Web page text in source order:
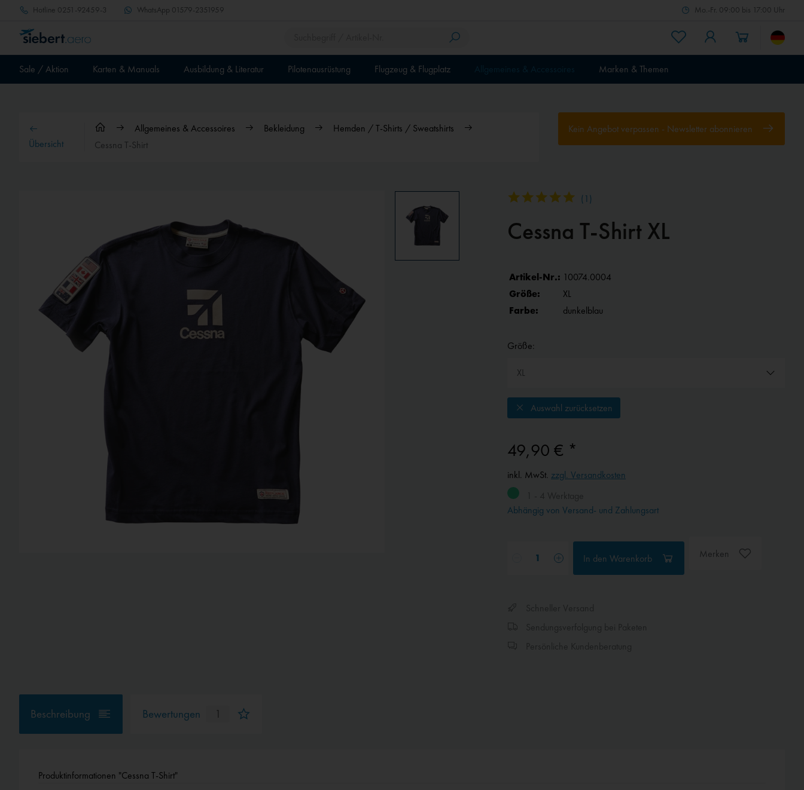
Hotline 0251-92459-3 WhatsApp 01579-2351959 Mo.-Fr. 09:00 bis 17:00 Uhr
Sale / Aktion Karten & Manuals Ausbildung & Literatur Pilotenausrüstung Flugzeug & Flugplatz Marken & Themen
Übersicht
Allgemeines & Accessoires Bekleidung
Hemden / T-Shirts / Sweatshirts
Cessna T-Shirt
Kein Angebot verpassen - Newsletter abonnieren
( 1 )
Cessna T-Shirt XL
Artikel-Nr.: 10074.0004
Größe:
XL
Farbe:
dunkelblau
Größe:
Auswahl zurücksetzen
49,90 € *
inkl. MwSt. zzgl. Versandkosten
Abhängig von Versand- und Zahlungsart
In den Warenkorb Merken
Beschreibung Bewertungen 1
Produktinformationen "Cessna T-Shirt"